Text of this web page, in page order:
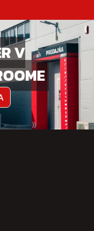
V